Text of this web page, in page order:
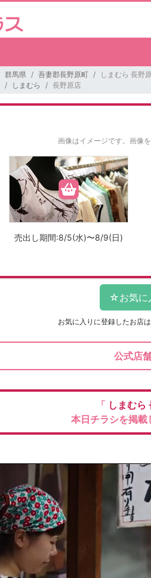
群馬県 吾妻郡長野原町
しまむら 長野
しまむら 長野原店
画像はイメージです。 画像
売出し期間:8/5(水)〜8/9(日)
お気に入りに登録したお店は
公式店
「 しまむら
本日チラシを掲載